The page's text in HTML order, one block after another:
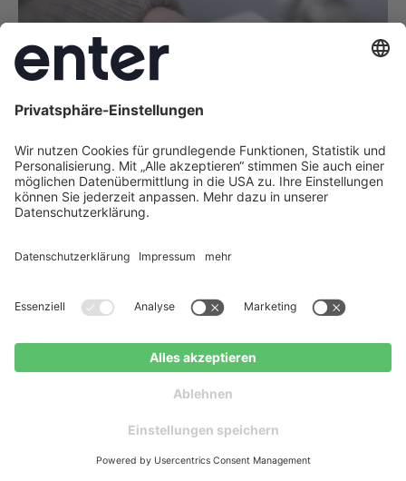
Finden Sie mit unserem
sparen können!
gleichermaßen. Mit dem Enter-Heizkostenrechner
können Sie schnell und kostenlos ermitteln, wie viel
Sie durch moderne Heiztechnik und energetische
Sanierungen sparen können. Der Rechner
berücksichtigt Ihren aktuellen Energieverbrauch,
die Gebäudedaten und mögliche Förderungen, um